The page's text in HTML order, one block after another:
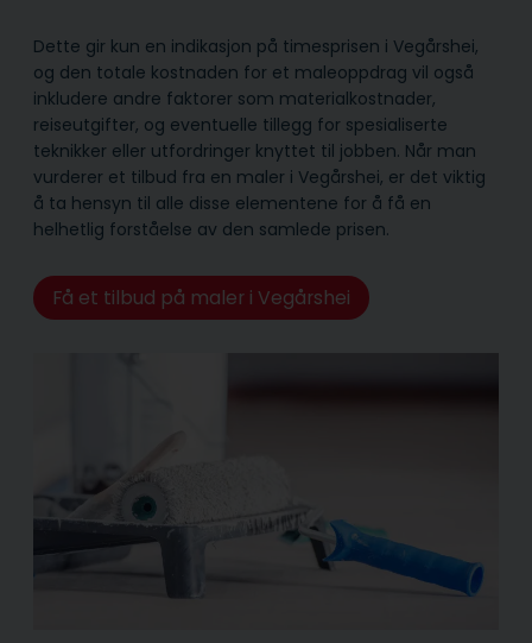
Dette gir kun en indikasjon på timesprisen i Vegårshei,
og den totale kostnaden for et maleoppdrag vil også
inkludere andre faktorer som materialkostnader,
reiseutgifter, og eventuelle tillegg for spesialiserte
teknikker eller utfordringer knyttet til jobben. Når man
vurderer et tilbud fra en maler i Vegårshei, er det viktig
å ta hensyn til alle disse elementene for å få en
helhetlig forståelse av den samlede prisen.
Få et tilbud på maler i Vegårshei